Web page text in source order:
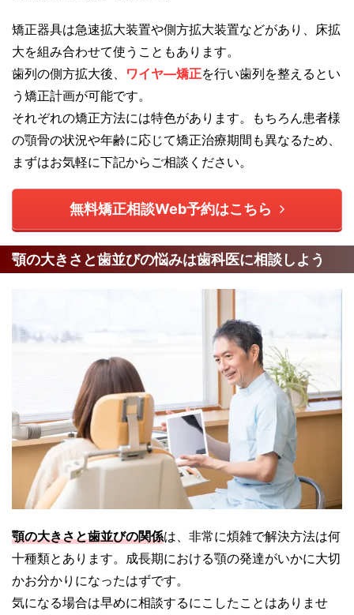
矯正器具は急速拡大装置や側方拡大装置などがあり、床拡
大を組み合わせて使うこともあります。
歯列の側方拡大後、 ワイヤ―矯正を行い歯列を整えるとい
う矯正計画が可能です。
それぞれの矯正方法には特色があります。もちろん患者様
の顎骨の状況や年齢に応じて矯正治療期間も異なるため、
まずはお気軽に下記からご相談ください。
無料矯正相談Web予約はこちら
顎の大きさと歯並びの悩みは歯科医に相談しよう
顎の大きさと歯並びの関係は、非常に煩雑で解決方法は何
十種類とあります。成長期における顎の発達がいかに大切
かお分かりになったはずです。
気になる場合は早めに相談するにこしたことはありませ